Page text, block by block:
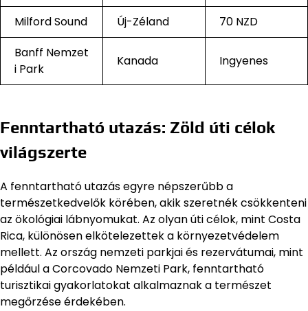
Milford Sound Új-Zéland
70 NZD
Banff Nemzet
i Park
Kanada Ingyenes
Fenntartható utazás: Zöld úti célok
világszerte
A fenntartható utazás egyre népszerűbb a
természetkedvelők körében, akik szeretnék csökkenteni
az ökológiai lábnyomukat. Az olyan úti célok, mint Costa
Rica, különösen elkötelezettek a környezetvédelem
mellett. Az ország nemzeti parkjai és rezervátumai, mint
például a Corcovado Nemzeti Park, fenntartható
turisztikai gyakorlatokat alkalmaznak a természet
megőrzése érdekében.